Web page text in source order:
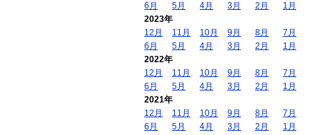
6月
5月 4月 3月 2月
1月
2023年
12月
11月 10月 9月 8月
7月
6月
5月 4月 3月 2月
1月
2022年
12月
11月 10月 9月 8月
7月
6月
5月 4月 3月 2月
1月
2021年
12月
11月 10月 9月 8月
7月
6月
5月 4月 3月 2月
1月